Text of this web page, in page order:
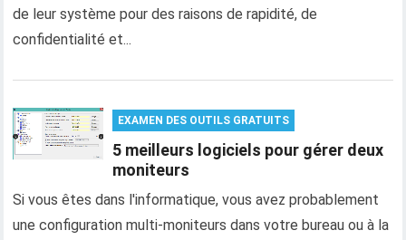
de leur système pour des raisons de rapidité, de
confidentialité et...
EXAMEN DES OUTILS GRATUITS
5 meilleurs logiciels pour gérer deux
moniteurs
Si vous êtes dans l'informatique, vous avez probablement
une configuration multi-moniteurs dans votre bureau ou à la